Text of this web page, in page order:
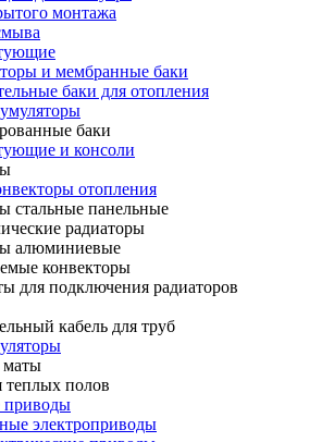
монтажа
и мембранные баки
баки для отопления
баки
и консоли
отопления
стальные панельные
радиаторы
алюминиевые
конвекторы
для подключения радиаторов
кабель для труб
полов
приводы
электроприводы